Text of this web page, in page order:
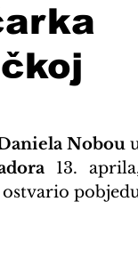
Nobou
13.
ostvario